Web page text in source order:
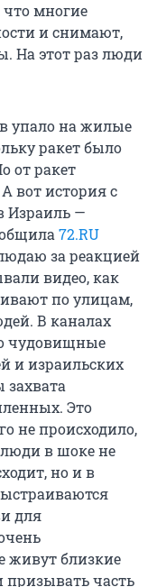
что многие
и снимают,
На этот раз люди
упало на жилые
ракет было
от ракет
вот история с
Израиль —
72.RU
за реакцией
видео, как
по улицам,
В каналах
чудовищные
и израильских
захвата
Это
не происходило,
люди в шоке не
но и в
для
живут близкие
призывать часть